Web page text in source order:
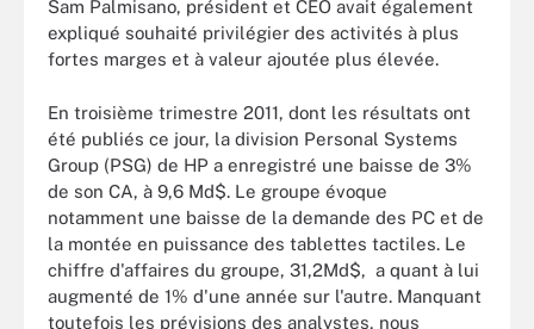
Sam Palmisano, président et CEO avait également
expliqué souhaité privilégier des activités à plus
fortes marges et à valeur ajoutée plus élevée.
En troisième trimestre 2011, dont les résultats ont
été publiés ce jour, la division Personal Systems
Group (PSG) de HP a enregistré une baisse de 3%
de son CA, à 9,6 Md$. Le groupe évoque
notamment une baisse de la demande des PC et de
la montée en puissance des tablettes tactiles. Le
chiffre d'affaires du groupe, 31,2Md$, a quant à lui
augmenté de 1% d'une année sur l'autre. Manquant
toutefois les prévisions des analystes, nous